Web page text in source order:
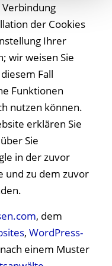
der Cookies
Ihrer
wir weisen Sie
Fall
Funktionen
nutzen können.
erklären Sie
Sie
in der zuvor
und zu dem zuvor
, dem
, WordPress-
nach einem Muster